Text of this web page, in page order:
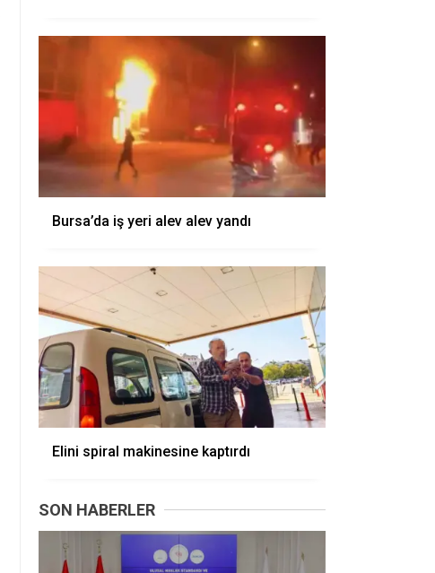
Bursa’da iş yeri alev alev yandı
Elini spiral makinesine kaptırdı
SON HABERLER